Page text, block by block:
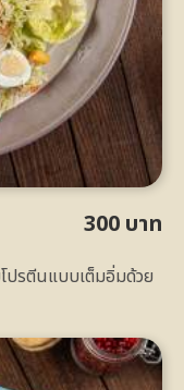
300 บาท
ปรตีนแบบเต็มอิ่มด้วย